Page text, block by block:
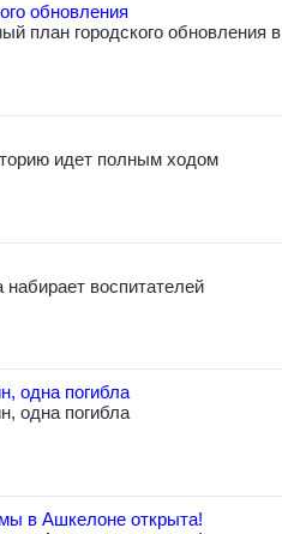
обновления
план городского обновления в
идет полным ходом
воспитателей
одна погибла
одна погибла
в Ашкелоне открыта!